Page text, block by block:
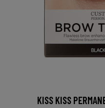
KISS KISS